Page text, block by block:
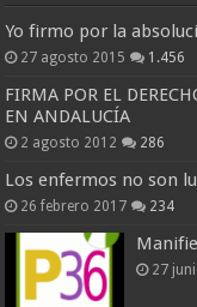
Yo firmo por la
27 agosto 2015 1.456
FIRMA POR EL
EN ANDALUCÍA
2 agosto 2012 286
Los enfermos no son
26 febrero 2017 234
27